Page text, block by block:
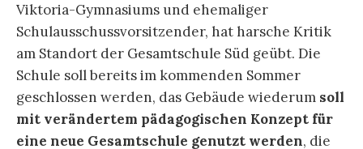
Viktoria-Gymnasiums und ehemaliger
Schulausschussvorsitzender, hat harsche Kritik
am Standort der Gesamtschule Süd geübt. Die
Schule soll bereits im kommenden Sommer
geschlossen werden, das Gebäude wiederum soll
mit verändertem pädagogischen Konzept für
eine neue Gesamtschule genutzt werden, die